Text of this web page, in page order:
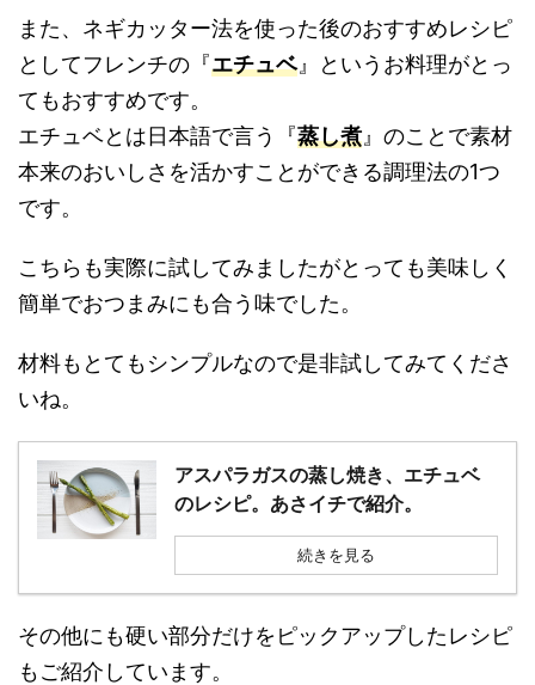
また、ネギカッター法を使った後のおすすめレシピ
としてフレンチの『エチュベ』というお料理がとっ
てもおすすめです。
エチュベとは日本語で言う『蒸し煮 』のことで素材
本来のおいしさを活かすことができる調理法の1つ
です。
こちらも実際に試してみましたがとっても美味しく
簡単でおつまみにも合う味でした。
材料もとてもシンプルなので是非試してみてくださ
いね。
アスパラガスの蒸し焼き、エチュベ
のレシピ。あさイチで紹介。
続きを見る
その他にも硬い部分だけをピックアップしたレシピ
もご紹介しています。